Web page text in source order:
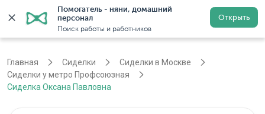
Помогатель - няни, домашний
персонал
Поиск работы и работников
Открыть
Регистрация
Главная Сиделки
Сиделки в Москве
Сиделки у метро Профсоюзная
Сиделка Оксана Павловна